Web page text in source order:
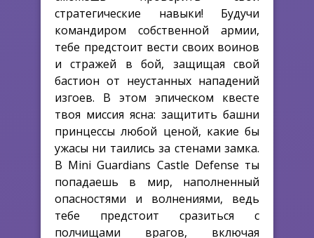
стратегические навыки! Будучи
командиром собственной армии,
тебе предстоит вести своих воинов
и стражей в бой, защищая свой
бастион от неустанных нападений
изгоев. В этом эпическом квесте
твоя миссия ясна: защитить башни
принцессы любой ценой, какие бы
ужасы ни таились за стенами замка.
В Mini Guardians Castle Defense ты
попадаешь в мир, наполненный
опасностями и волнениями, ведь
тебе предстоит сразиться с
полчищами врагов, включая